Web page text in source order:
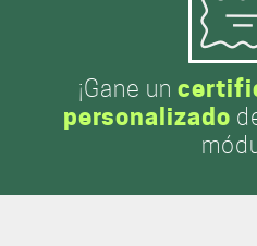
¡Gane un
personalizado